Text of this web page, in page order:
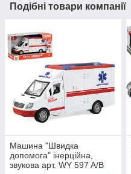
Подібні товари компанії
Машина "Швидка
допомога" інерційна,
звукова арт. WY 597 A/B